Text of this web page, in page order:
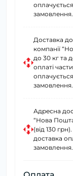
замовлення.
Доставка
компанії
до 30 кг та
оплаті
замовлення.
Адресна
“Нова
(від 130
доставка
замовлення.